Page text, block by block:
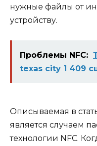
нужные файлы от
устройству.
Проблемы NFC:
texas city 1 409
Описываемая в
является случаем
технологии NFC.